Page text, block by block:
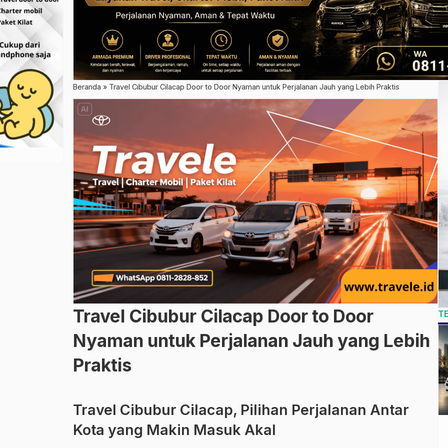
Beranda » Travel Cibubur Cilacap Door to Door Nyaman untuk Perjalanan Jauh yang Lebih Praktis
Travel Cibubur Cilacap Door to Door
Nyaman untuk Perjalanan Jauh yang Lebih
Praktis
Travel Cibubur Cilacap, Pilihan Perjalanan Antar
Kota yang Makin Masuk Akal